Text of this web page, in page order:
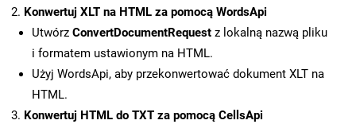
Konwertuj XLT na HTML za pomocą WordsApi
Utwórz ConvertDocumentRequest z lokalną nazwą pliku
i formatem ustawionym na HTML.
Użyj WordsApi, aby przekonwertować dokument XLT na
HTML.
Konwertuj HTML do TXT za pomocą CellsApi